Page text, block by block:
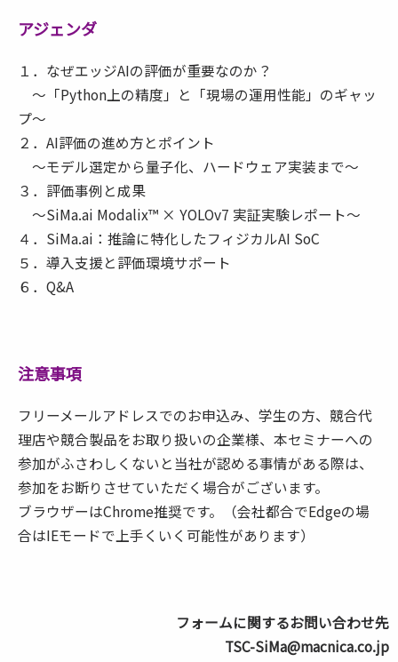
アジェンダ
１．なぜエッジAIの評価が重要なのか？
～「Python上の精度」と「現場の運用性能」のギャッ
プ～
２．AI評価の進め方とポイント
～モデル選定から量子化、ハードウェア実装まで～
３．評価事例と成果
～SiMa.ai Modalix™ × YOLOv7 実証実験レポート～
４．SiMa.ai：推論に特化したフィジカルAI SoC
５．導入支援と評価環境サポート
６．Q&A
注意事項
フリーメールアドレスでのお申込み、学生の方、競合代
理店や競合製品をお取り扱いの企業様、本セミナーへの
参加がふさわしくないと当社が認める事情がある際は、
参加をお断りさせていただく場合がございます。
ブラウザーはChrome推奨です。（会社都合でEdgeの場
合はIEモードで上手くいく可能性があります）
フォームに関するお問い合わせ先
TSC-SiMa@macnica.co.jp